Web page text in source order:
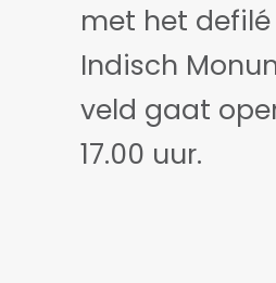
met het
Indisch
veld gaat
17.00 uur.